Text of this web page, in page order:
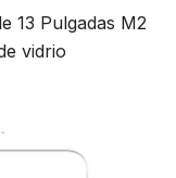
13 Pulgadas M2
vidrio